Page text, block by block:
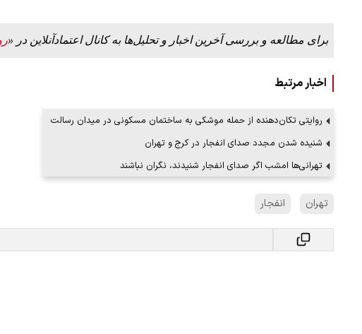
برای مطالعه و بررسی آخرین اخبار و تحلیل‌ها به کانال اعتمادآنلاین در «
اخبار مرتبط
روایتی تکان‌دهنده از حمله موشکی به ساختمان مسکونی در میدان رسالت
شنیده شدن مجدد صدای انفجار در کرج و تهران
تهرانی‌ها امشب اگر صدای انفجار شنیدند، نگران نباشند
تهران انفجار